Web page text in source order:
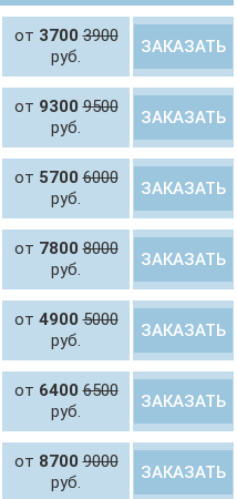
от 37003900
руб.
ЗАКАЗАТЬ
от 93009500
руб.
ЗАКАЗАТЬ
от 57006000
руб.
ЗАКАЗАТЬ
от 78008000
руб.
ЗАКАЗАТЬ
от 49005000
руб.
ЗАКАЗАТЬ
от 64006500
руб.
ЗАКАЗАТЬ
от 87009000
руб.
ЗАКАЗАТЬ